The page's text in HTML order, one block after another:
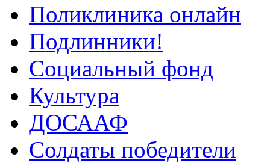
Поликлиника онлайн
Подлинники!
Социальный фонд
Культура
ДОСААФ
Солдаты победители